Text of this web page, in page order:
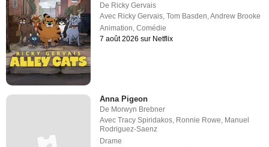
De Ricky Gervais
Avec Ricky Gervais ,Tom Basden ,Andrew Brooke
Animation ,Comédie
7 août 2026 sur Netflix
Anna Pigeon
De Morwyn Brebner
AvecTracy Spiridakos, Ronnie Rowe, Manuel
Rodriguez-Saenz
Drame